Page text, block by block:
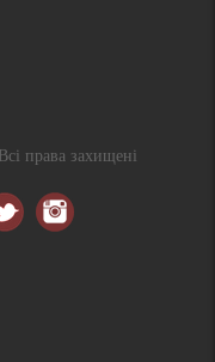
Всі права захищені